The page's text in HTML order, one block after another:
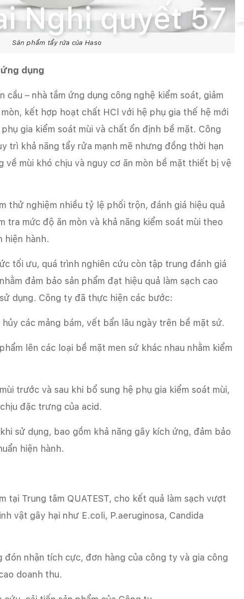
Nghị quyết 57 -
Sản phẩm tẩy rửa của Haso
dụng
cầu – nhà tắm ứng dụng công nghệ kiểm soát, giảm
kết hợp hoạt chất HCl với hệ phụ gia thế hệ mới
gia kiểm soát mùi và chất ổn định bề mặt. Công
trì khả năng tẩy rửa mạnh mẽ nhưng đồng thời hạn
về mùi khó chịu và nguy cơ ăn mòn bề mặt thiết bị vệ
thử nghiệm nhiều tỷ lệ phối trộn, đánh giá hiệu quả
tra mức độ ăn mòn và khả năng kiểm soát mùi theo
hiện hành.
tối ưu, quá trình nghiên cứu còn tập trung đánh giá
đảm bảo sản phẩm đạt hiệu quả làm sạch cao
dụng. Công ty đã thực hiện các bước:
các mảng bám, vết bẩn lâu ngày trên bề mặt sứ.
lên các loại bề mặt men sứ khác nhau nhằm kiểm
trước và sau khi bổ sung hệ phụ gia kiểm soát mùi,
đặc trưng của acid.
sử dụng, bao gồm khả năng gây kích ứng, đảm bảo
hiện hành.
tại Trung tâm QUATEST, cho kết quả làm sạch vượt
vật gây hại như E.coli, P.aeruginosa, Candida
đón nhận tích cực, đơn hàng của công ty và gia công
doanh thu.